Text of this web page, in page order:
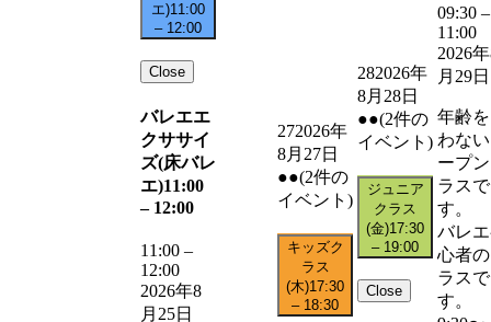
エ)11:00
– 12:00
Close
バレエエ
クササイ
ズ(床バレ
エ)11:00
– 12:00
11:00 –
12:00
2026年8
月25日
272026年
8月27日
●●(2件の
イベント)
キッズク
ラス
(木)17:30
– 18:30
282026年
8月28日
●●(2件の
イベント)
ジュニア
クラス
(金)17:30
– 19:00
Close
09:30 –
11:00
2026
月29日
年齢
わな
ープ
ラスで
す。
バレ
心者
ラスで
す。